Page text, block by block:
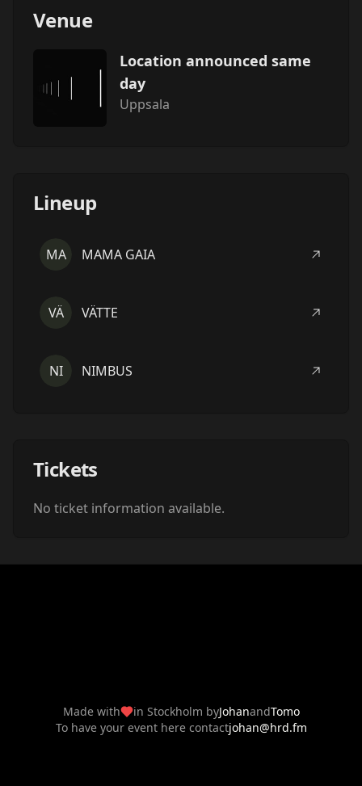
Venue
Location announced same
day
Uppsala
Lineup
MA MAMA GAIA
VÄ VÄTTE
NI NIMBUS
Tickets
No ticket information available.
Made with in Stockholm byJohanandTomo
To have your event here contactjohan@hrd.fm